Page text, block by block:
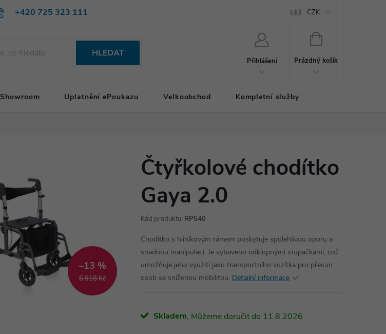
+420 725 323 111 CZK
HLEDAT
Přihlášení
NÁKUPNÍ
Prázdný košík
Showroom Uplatnění ePoukazu Velkoobchod Kompletní služby
6 918 Kč
–13 %
Čtyřkolové chodítko
Gaya 2.0
Kód produktu: RP540
Chodítko s hliníkovým rámem poskytuje spolehlivou oporu a
snadnou manipulaci. Je vybaveno odklopnými stupačkami, což
umožňuje jeho využití jako transportního vozítka pro přesun
osob se sníženou mobilitou. Detailní informace
Skladem 11.8.2026